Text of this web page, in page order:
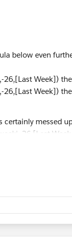
below even
26,[Last Week])
Week])
certainly messed
26,[Last
26,[Last